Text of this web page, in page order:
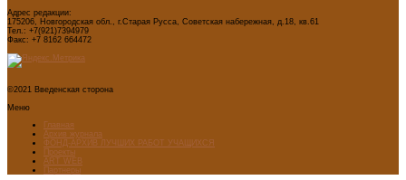
Адрес редакции:
175206, Новгородская обл., г.Старая Русса, Советская набережная, д.18, кв.61
Тел.: +7(921)7394979
Факс: +7 8162 664472
©2021 Введенская сторона
Меню
Главная
Архив журнала
ФОНД-АРХИВ ЛУЧШИХ РАБОТ УЧАЩИХСЯ
Проекты
ART WEB
Партнеры